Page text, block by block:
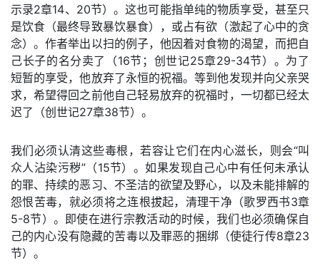
示录2章14、20节）。这也可能指单纯的物质享受，甚至只
是饮食（最终导致暴饮暴食），或占有欲（激起了心中的贪
念）。作者举出以扫的例子，他因着对食物的渴望，而把自
己长子的名分卖了（16节；创世记25章29-34节）。为了
短暂的享受，他放弃了永恒的祝福。等到他发现并向父亲哭
求，希望得回之前他自己轻易放弃的祝福时，一切都已经太
迟了（创世记27章38节）。
我们必须认清这些毒根，若容让它们在内心滋长，则会“叫
众人沾染污秽”（15节）。如果发现自己心中有任何未承认
的罪、持续的恶习、不圣洁的欲望及野心，以及未能排解的
怨恨苦毒，就必须将之连根拔起，清理干净（歌罗西书3章
5-8节）。即使在进行宗教活动的时候，我们也必须确保自
己的内心没有隐藏的苦毒以及罪恶的捆绑（使徒行传8章23
节）。